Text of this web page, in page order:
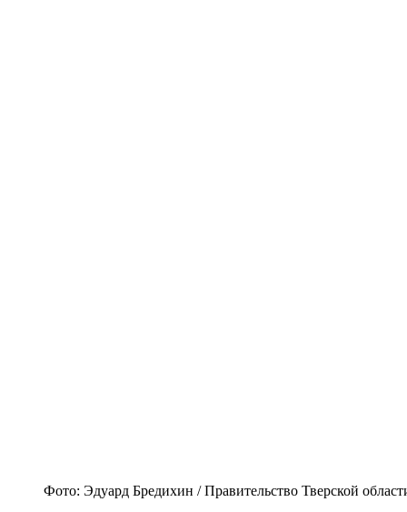
Фото: Эдуард Бредихин / Правительство Тверской